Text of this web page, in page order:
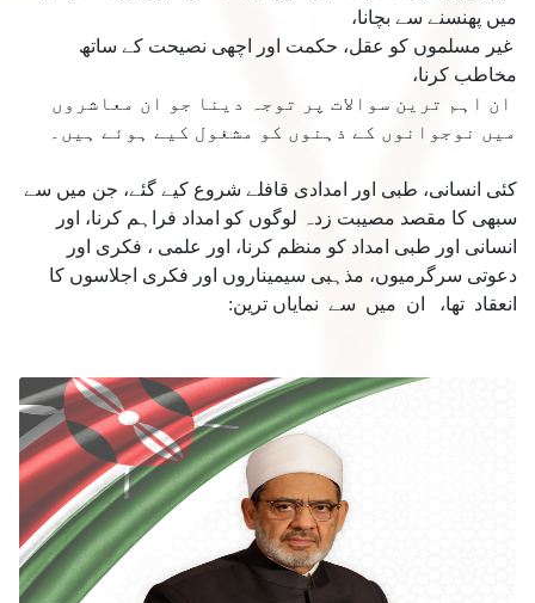
میں پھنسنے سے بچانا،
غیر مسلموں کو عقل، حکمت اور اچھی نصیحت کے ساتھ
مخاطب کرنا،
ان اہم ترین سوالات پر توجہ دینا جو ان معاشروں
میں نوجوانوں کے ذہنوں کو مشغول کیے ہوئے ہیں۔
کئی انسانی، طبی اور امدادی قافلے شروع کیے گئے، جن میں سے
سبھی کا مقصد مصیبت زدہ لوگوں کو امداد فراہم کرنا، اور
انسانی اور طبی امداد کو منظم کرنا، اور علمی ، فکری اور
دعوتی سرگرمیوں، مذہبی سیمیناروں اور فکری اجلاسوں کا
انعقاد تھا، ان میں سے نمایاں ترین: